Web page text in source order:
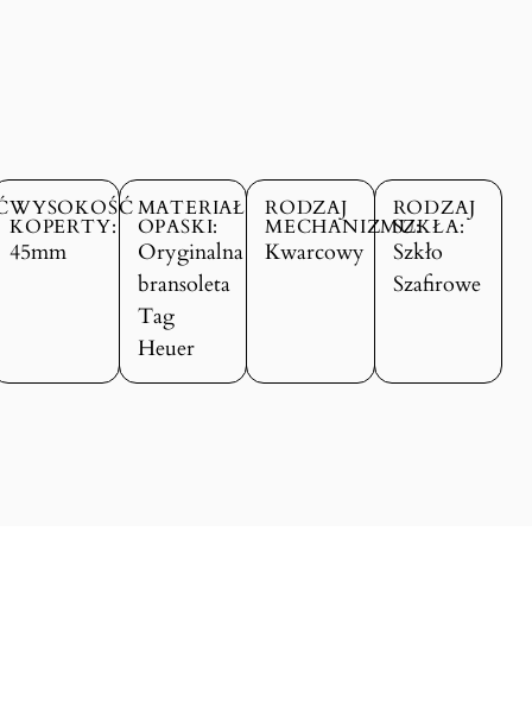
WYSOKOŚĆ
KOPERTY:
45mm
MATERIAŁ
OPASKI:
Oryginalna
bransoleta
Tag
Heuer
RODZAJ
MECHANIZMU:
Kwarcowy
RODZAJ
SZKŁA:
Szkło
Szafirowe